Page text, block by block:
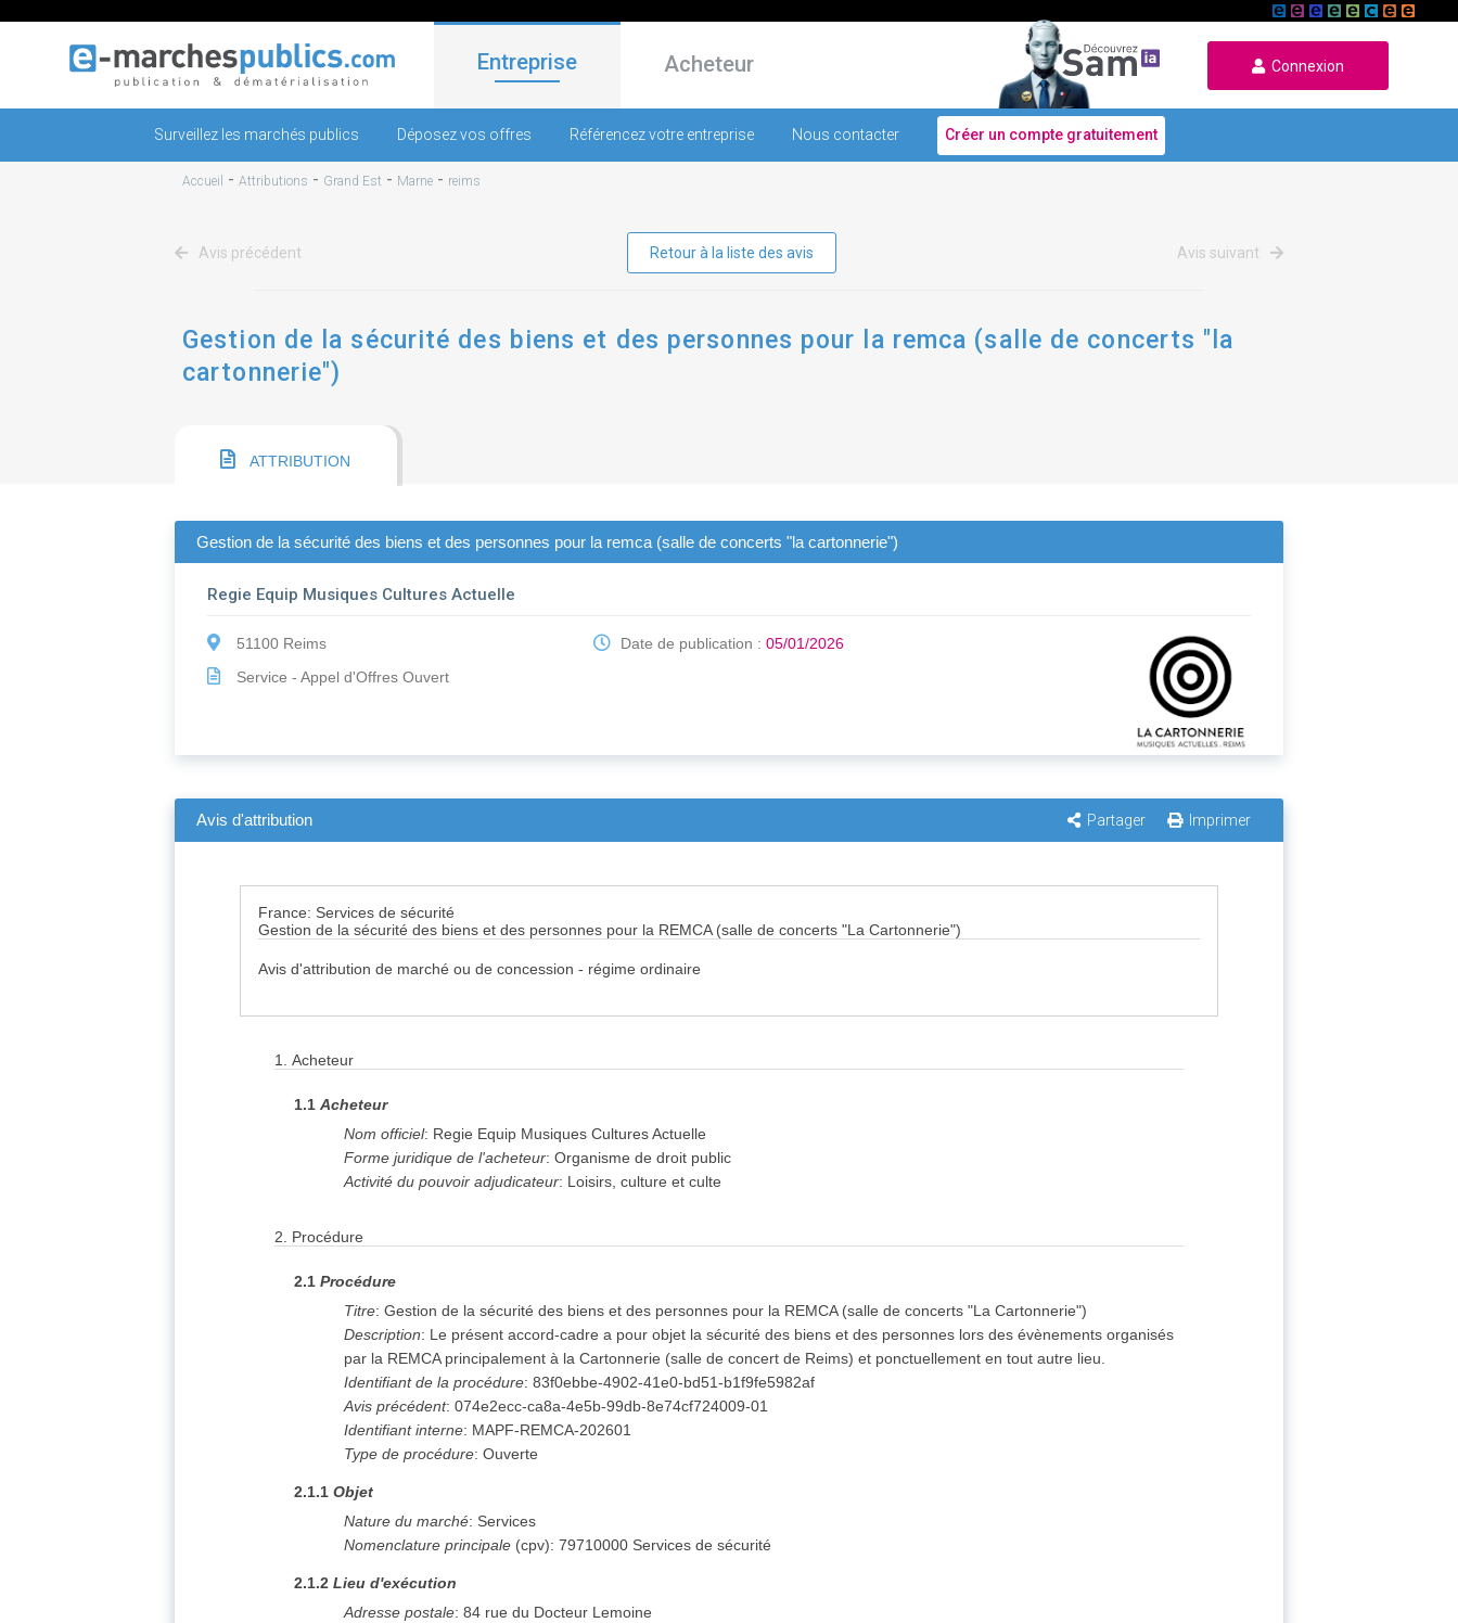
Entreprise Acheteur Connexion
Surveillez les marchés publics Déposez vos offres Référencez votre entreprise Nous contacter Créer un compte gratuitement
Accueil - Attributions - Grand Est - Marne - reims
Avis précédent Retour à la liste des avis Avis suivant
Gestion de la sécurité des biens et des personnes pour la remca (salle de concerts "la
cartonnerie")
ATTRIBUTION
Gestion de la sécurité des biens et des personnes pour la remca (salle de concerts "la cartonnerie")
Regie Equip Musiques Cultures Actuelle
51100 Reims
Service - Appel d'Offres Ouvert
Date de publication : 05/01/2026
Avis d'attribution Partager Imprimer
France: Services de sécurité
Gestion de la sécurité des biens et des personnes pour la REMCA (salle de concerts "La Cartonnerie")
Avis d'attribution de marché ou de concession - régime ordinaire
1.Acheteur
1.1Acheteur
Nom officiel: Regie Equip Musiques Cultures Actuelle
Forme juridique de l'acheteur:Organisme de droit public
Activité du pouvoir adjudicateur: Loisirs, culture et culte
2. Procédure
2.1Procédure
Titre:Gestion de la sécurité des biens et des personnes pour la REMCA (salle de concerts "La Cartonnerie")
Description: Le présent accord-cadre a pour objet la sécurité des biens et des personnes lors des évènements organisés
par la REMCA principalement à la Cartonnerie (salle de concert de Reims) et ponctuellement en tout autre lieu.
Identifiant de la procédure:83f0ebbe-4902-41e0-bd51-b1f9fe5982af
Avis précédent:074e2ecc-ca8a-4e5b-99db-8e74cf724009-01
Identifiant interne: MAPF-REMCA-202601
Type de procédure:Ouverte
2.1.1Objet
Nature du marché: Services
Nomenclature principale (cpv):79710000 Services de sécurité
2.1.2Lieu d'exécution
Adresse postale:84 rue du Docteur Lemoine